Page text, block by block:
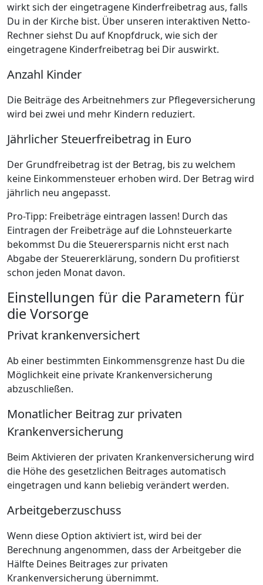
wirkt sich der eingetragene Kinderfreibetrag aus, falls
Du in der Kirche bist. Über unseren interaktiven Netto-
Rechner siehst Du auf Knopfdruck, wie sich der
eingetragene Kinderfreibetrag bei Dir auswirkt.
Anzahl Kinder
Die Beiträge des Arbeitnehmers zur Pflegeversicherung
wird bei zwei und mehr Kindern reduziert.
Jährlicher Steuerfreibetrag in Euro
Der Grundfreibetrag ist der Betrag, bis zu welchem
keine Einkommensteuer erhoben wird. Der Betrag wird
jährlich neu angepasst.
Pro-Tipp: Freibeträge eintragen lassen! Durch das
Eintragen der Freibeträge auf die Lohnsteuerkarte
bekommst Du die Steuerersparnis nicht erst nach
Abgabe der Steuererklärung, sondern Du profitierst
schon jeden Monat davon.
Einstellungen für die Parametern für
die Vorsorge
Privat krankenversichert
Ab einer bestimmten Einkommensgrenze hast Du die
Möglichkeit eine private Krankenversicherung
abzuschließen.
Monatlicher Beitrag zur privaten
Krankenversicherung
Beim Aktivieren der privaten Krankenversicherung wird
die Höhe des gesetzlichen Beitrages automatisch
eingetragen und kann beliebig verändert werden.
Arbeitgeberzuschuss
Wenn diese Option aktiviert ist, wird bei der
Berechnung angenommen, dass der Arbeitgeber die
Hälfte Deines Beitrages zur privaten
Krankenversicherung übernimmt.